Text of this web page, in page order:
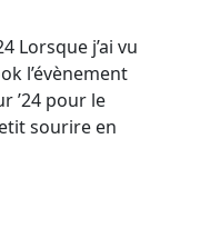
Lorsque j’ai vu
l’évènement
’24 pour le
sourire en